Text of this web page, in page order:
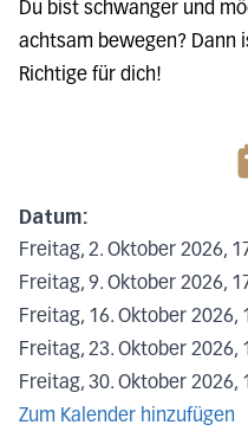
Du bist schwanger und
achtsam bewegen? Dann
Richtige für dich!
Datum:
Freitag, 2. Oktober 2026,
Freitag, 9. Oktober 2026,
Freitag, 16. Oktober 2026,
Freitag, 23. Oktober 2026,
Freitag, 30. Oktober 2026,
Zum Kalender hinzufügen